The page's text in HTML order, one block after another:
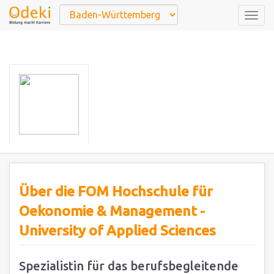
Über die FOM Hochschule für
Oekonomie & Management -
University of Applied Sciences
Spezialistin für das berufsbegleitende